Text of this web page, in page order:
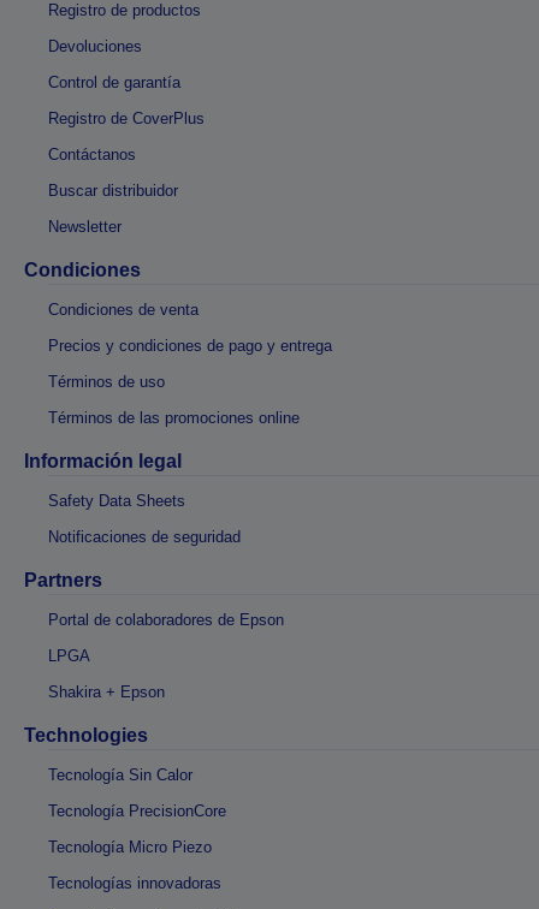
Registro de productos
Devoluciones
Control de garantía
Registro de CoverPlus
Contáctanos
Buscar distribuidor
Newsletter
Condiciones
Condiciones de venta
Precios y condiciones de pago y entrega
Términos de uso
Términos de las promociones online
Información legal
Safety Data Sheets
Notificaciones de seguridad
Partners
Portal de colaboradores de Epson
LPGA
Shakira + Epson
Technologies
Tecnología Sin Calor
Tecnología PrecisionCore
Tecnología Micro Piezo
Tecnologías innovadoras